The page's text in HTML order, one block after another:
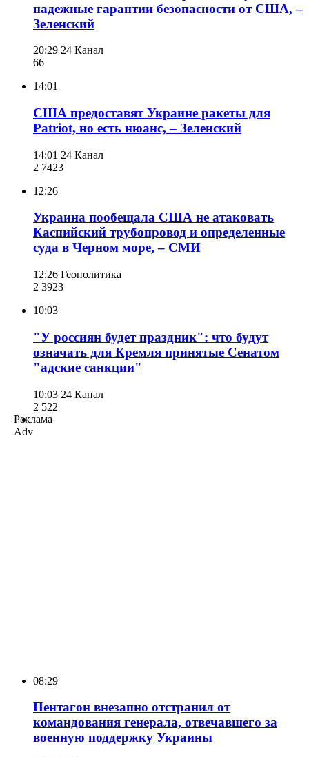
надежные гарантии безопасности от США, –
Зеленский
20:29 24 Канал
66
14:01
США предоставят Украине ракеты для
Patriot, но есть нюанс, – Зеленский
14:01 24 Канал
2 7423
12:26
Украина пообещала США не атаковать
Каспийский трубопровод и определенные
суда в Черном море, – СМИ
12:26 Геополитика
2 3923
10:03
"У россиян будет праздник": что будут
означать для Кремля принятые Сенатом
"адские санкции"
10:03 24 Канал
2 522
Реклама
Adv
08:29
Пентагон внезапно отстранил от
командования генерала, отвечавшего за
военную поддержку Украины